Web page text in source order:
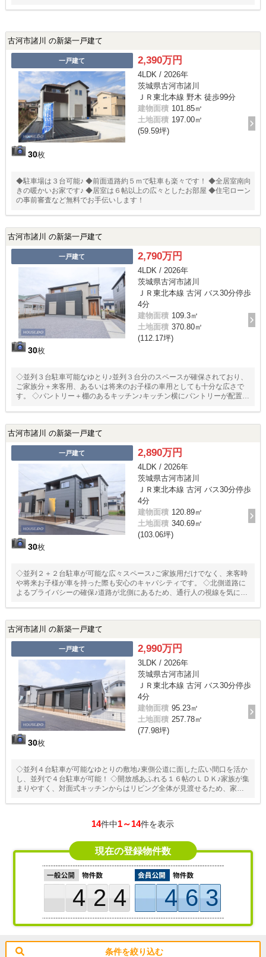
古河市諸川 の新築一戸建て
一戸建て
30枚
2,390万円
4LDK / 2026年
茨城県古河市諸川
ＪＲ東北本線 野木 徒歩99分
建物面積 101.85㎡
土地面積 197.00㎡
(59.59坪)
◆駐車場は３台可能♪ ◆前面道路約５ｍで駐車も楽々です！ ◆全居室南向
きの暖かいお家です♪ ◆居室は６帖以上の広々としたお部屋 ◆住宅ローン
の事前審査など無料でお手伝いします！
古河市諸川 の新築一戸建て
一戸建て
30枚
2,790万円
4LDK / 2026年
茨城県古河市諸川
ＪＲ東北本線 古河 バス30分停歩
4分
建物面積 109.3㎡
土地面積 370.80㎡
(112.17坪)
◇並列３台駐車可能なゆとり♪並列３台分のスペースが確保されており、
ご家族分＋来客用、あるいは将来のお子様の車用としても十分な広さで
す。 ◇パントリー＋棚のあるキッチン♪キッチン横にパントリーが配置さ
「洋風和室」♪来客時の客間として、またお子様の昼寝スペースとしても
ピッタリです。
古河市諸川 の新築一戸建て
一戸建て
30枚
2,890万円
4LDK / 2026年
茨城県古河市諸川
ＪＲ東北本線 古河 バス30分停歩
4分
建物面積 120.89㎡
土地面積 340.69㎡
(103.06坪)
◇並列２＋２台駐車が可能な広々スペース♪ご家族用だけでなく、来客時
や将来お子様が車を持った際も安心のキャパシティです。 ◇北側道路に
よるプライバシーの確保♪道路が北側にあるため、通行人の視線を気にせ
ーがあり、食材のストックに便利です。また、玄関の土間収納や廊下収
納など、適材適所に配置されています。
古河市諸川 の新築一戸建て
一戸建て
30枚
2,990万円
3LDK / 2026年
茨城県古河市諸川
ＪＲ東北本線 古河 バス30分停歩
4分
建物面積 95.23㎡
土地面積 257.78㎡
(77.98坪)
◇並列４台駐車が可能なゆとりの敷地♪東側公道に面した広い間口を活か
し、並列で４台駐車が可能！ ◇開放感あふれる１６帖のＬＤＫ♪家族が集
まりやすく、対面式キッチンからはリビング全体が見渡せるため、家事
すさ」♪玄関横に土間収納、ベビーカーやアウトドア用品もスッキリ。ま
14件中1～14件を表示
現在の登録物件数
424 463
条件を絞り込む